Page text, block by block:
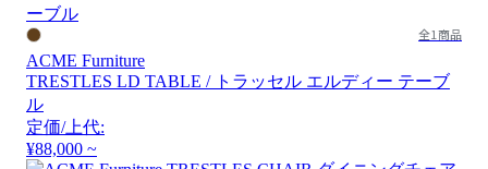
全1商品
ACME Furniture
TRESTLES LD TABLE / トラッセル エルディー テーブ
ル
定価/上代:
¥88,000 ~